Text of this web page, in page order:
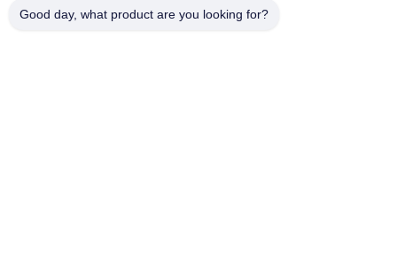
টেলিফোন
Good day, what product are you looking for?